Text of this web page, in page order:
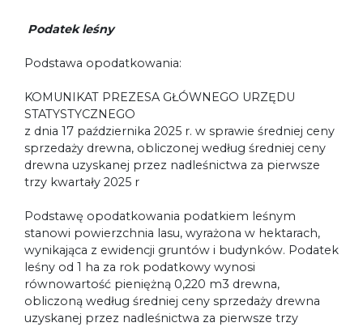
Podatek leśny
Podstawa opodatkowania:
KOMUNIKAT PREZESA GŁÓWNEGO URZĘDU
STATYSTYCZNEGO
z dnia 17 października 2025 r. w sprawie średniej ceny
sprzedaży drewna, obliczonej według średniej ceny
drewna uzyskanej przez nadleśnictwa za pierwsze
trzy kwartały 2025 r
Podstawę opodatkowania podatkiem leśnym
stanowi powierzchnia lasu, wyrażona w hektarach,
wynikająca z ewidencji gruntów i budynków. Podatek
leśny od 1 ha za rok podatkowy wynosi
równowartość pieniężną 0,220 m3 drewna,
obliczoną według średniej ceny sprzedaży drewna
uzyskanej przez nadleśnictwa za pierwsze trzy